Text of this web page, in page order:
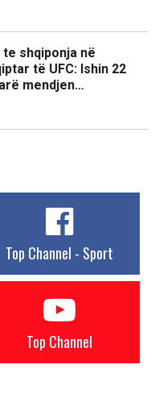
shqiponja në
të UFC: Ishin 22
mendjen…
Top Channel - Sport
Top Channel